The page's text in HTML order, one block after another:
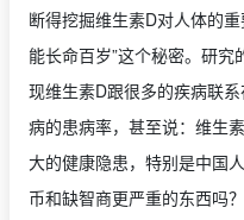
断得挖掘维生素D对人体的
能长命百岁”这个秘密。研
现维生素D跟很多的疾病联
病的患病率，甚至说：维生
大的健康隐患，特别是中国
币和缺智商更严重的东西吗